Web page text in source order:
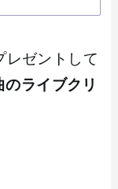
レゼントして
ライブクリ